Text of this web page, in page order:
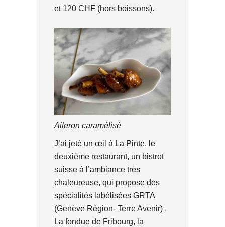
et 120 CHF (hors boissons).
Aileron caramélisé
J’ai jeté un œil à La Pinte, le
deuxième restaurant, un bistrot
suisse à l’ambiance très
chaleureuse, qui propose des
spécialités labélisées GRTA
(Genève Région- Terre Avenir) .
La fondue de Fribourg, la